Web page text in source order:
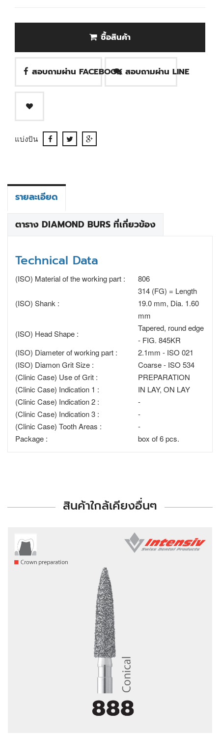
ซื้อสินค้า
สอบถามผ่าน FACEBOOK สอบถามผ่าน LINE
แบ่งปัน
รายละเอียด
ตาราง DIAMOND BURS ที่เกี่ยวข้อง
Technical Data
(ISO) Material of the working part : 806
(ISO) Shank :
314 (FG) = Length
19.0 mm, Dia. 1.60
mm
(ISO) Head Shape :
Tapered, round edge
- FIG. 845KR
(ISO) Diameter of working part :
2.1mm - ISO 021
(ISO) Diamon Grit Size :
Coarse - ISO 534
(Clinic Case) Use of Grit :
PREPARATION
(Clinic Case) Indication 1 :
IN LAY, ON LAY
(Clinic Case) Indication 2 :
-
(Clinic Case) Indication 3 :
-
(Clinic Case) Tooth Areas :
-
Package :
box of 6 pcs.
สินค้าใกล้เคียงอื่นๆ